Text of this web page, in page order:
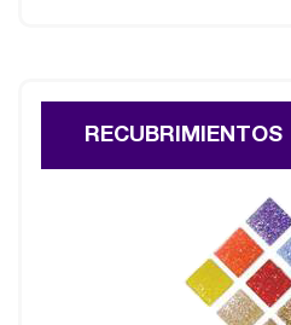
RECUBRIMIENTOS